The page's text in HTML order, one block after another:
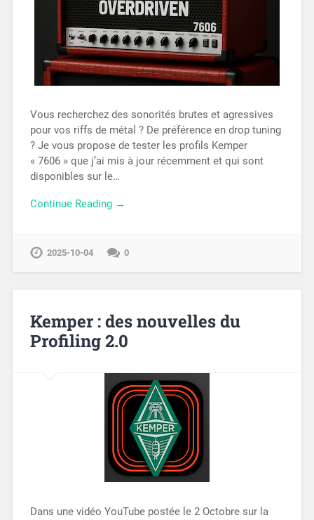
Vous recherchez des sonorités brutes et agressives
pour vos riffs de métal ? De préférence en drop tuning
? Je vous propose de tester les profils Kemper
« 7606 » que j’ai mis à jour récemment et qui sont
disponibles sur le…
Continue Reading →
2025-10-04 0
Kemper : des nouvelles du
Profiling 2.0
Dans une vidéo YouTube postée le 2 Octobre sur la